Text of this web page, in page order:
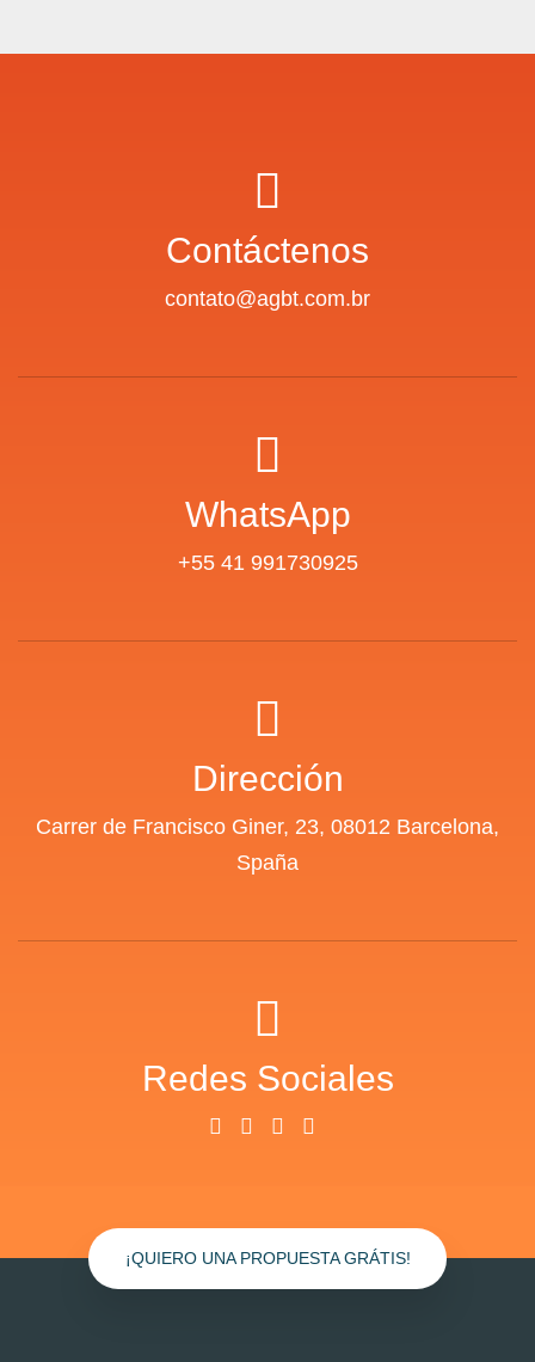
Contáctenos
contato@agbt.com.br
WhatsApp
+55 41 991730925
Dirección
Carrer de Francisco Giner, 23, 08012 Barcelona,
Spaña
Redes Sociales
¡QUIERO UNA PROPUESTA GRÁTIS!